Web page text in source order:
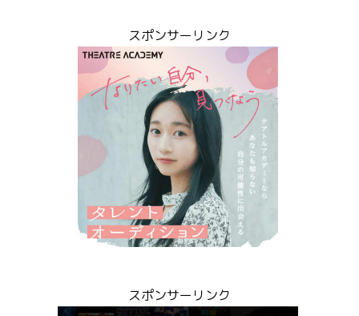
スポンサーリンク
スポンサーリンク